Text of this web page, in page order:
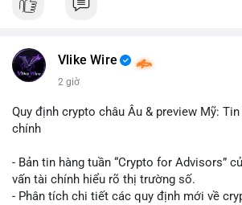
#binancesquare
#vlikevn #titanbot
📰 Nguồn: Cointelegraph
Vlike Wire
2 giờ
Quy định crypto châu Âu & preview Mỹ:
chính
- Bản tin hàng tuần “Crypto for Advisors”
vấn tài chính hiểu rõ thị trường số.
- Phân tích chi tiết các quy định mới về